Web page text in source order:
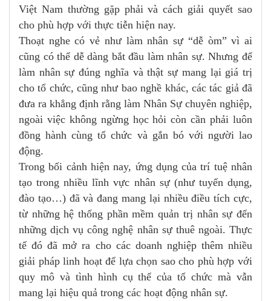
Việt Nam thường gặp phải và cách giải quyết sao
cho phù hợp với thực tiễn hiện nay.
Thoạt nghe có vẻ như làm nhân sự “dễ òm” vì ai
cũng có thể dễ dàng bắt đầu làm nhân sự. Nhưng để
làm nhân sự đúng nghĩa và thật sự mang lại giá trị
cho tổ chức, cũng như bao nghề khác, các tác giả đã
đưa ra khẳng định rằng làm Nhân Sự chuyên nghiệp,
ngoài việc không ngừng học hỏi còn cần phải luôn
đồng hành cùng tổ chức và gắn bó với người lao
động.
Trong bối cảnh hiện nay, ứng dụng của trí tuệ nhân
tạo trong nhiều lĩnh vực nhân sự (như tuyển dụng,
đào tạo…) đã và đang mang lại nhiều điều tích cực,
từ những hệ thống phần mềm quản trị nhân sự đến
những dịch vụ công nghệ nhân sự thuê ngoài. Thực
tế đó đã mở ra cho các doanh nghiệp thêm nhiều
giải pháp linh hoạt để lựa chọn sao cho phù hợp với
quy mô và tình hình cụ thể của tổ chức mà vẫn
mang lại hiệu quả trong các hoạt động nhân sự.